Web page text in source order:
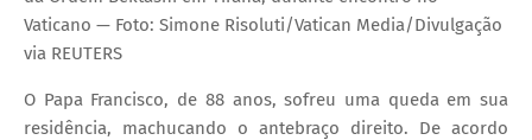
Vaticano — Foto: Simone Risoluti/Vatican Media/Divulgação
via REUTERS
O Papa Francisco, de 88 anos, sofreu uma queda em sua
residência, machucando o antebraço direito. De acordo